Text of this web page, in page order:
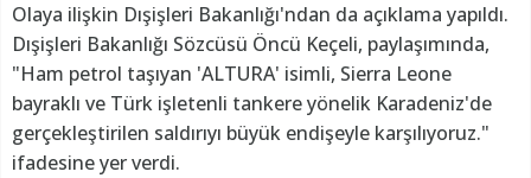
Olaya ilişkin Dışişleri Bakanlığı'ndan da açıklama yapıldı.
Dışişleri Bakanlığı Sözcüsü Öncü Keçeli, paylaşımında,
"Ham petrol taşıyan 'ALTURA' isimli, Sierra Leone
bayraklı ve Türk işletenli tankere yönelik Karadeniz'de
gerçekleştirilen saldırıyı büyük endişeyle karşılıyoruz."
ifadesine yer verdi.